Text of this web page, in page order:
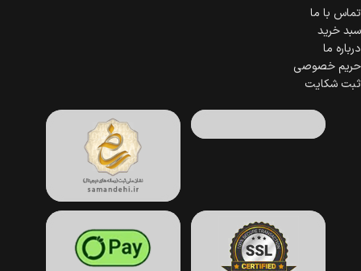
تماس با ما
سبد خرید
درباره ما
حریم خصوصی
ثبت شکایت